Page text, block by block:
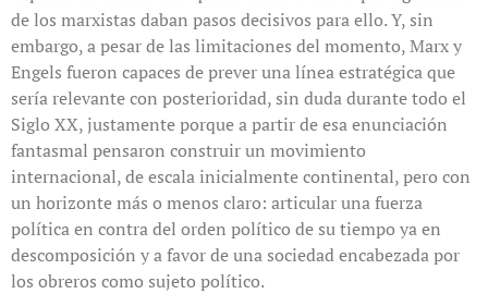
de los marxistas daban pasos decisivos para ello. Y, sin
embargo, a pesar de las limitaciones del momento, Marx y
Engels fueron capaces de prever una línea estratégica que
sería relevante con posterioridad, sin duda durante todo el
Siglo XX, justamente porque a partir de esa enunciación
fantasmal pensaron construir un movimiento
internacional, de escala inicialmente continental, pero con
un horizonte más o menos claro: articular una fuerza
política en contra del orden político de su tiempo ya en
descomposición y a favor de una sociedad encabezada por
los obreros como sujeto político.